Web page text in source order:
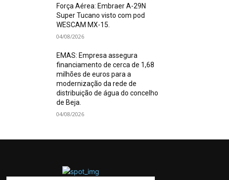
Força Aérea: Embraer A-29N
Super Tucano visto com pod
WESCAM MX-15.
04/08/2026
EMAS: Empresa assegura
financiamento de cerca de 1,68
milhões de euros para a
modernização da rede de
distribuição de água do concelho
de Beja.
04/08/2026